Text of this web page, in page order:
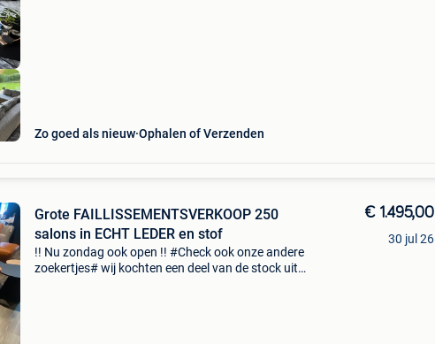
Zo goed als nieuw Ophalen of Verzenden
Grote FAILLISSEMENTSVERKOOP 250
salons in ECHT LEDER en stof
!! Nu zondag ook open !! #Check ook onze andere
zoekertjes# wij kochten een deel van de stock uit
€ 1.495,00
30 jul 26